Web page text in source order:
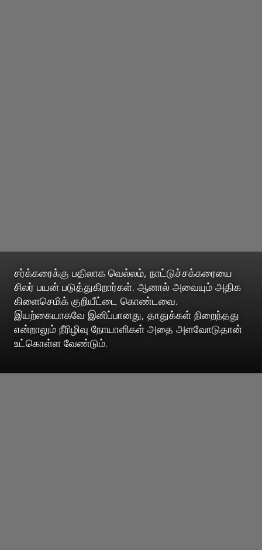
சர்க்கரைக்கு பதிலாக வெல்லம், நாட்டுச்சக்கரையை
சிலர் பயன் படுத்துகிறார்கள். ஆனால் அவையும் அதிக
கிளைசெமிக் குறியீட்டை கொண்டவை.
இயற்கையாகவே இனிப்பானது, தாதுக்கள் நிறைந்தது
என்றாலும் நீரிழிவு நோயாளிகள் அதை அளவோடுதான்
உட்கொள்ள வேண்டும்.